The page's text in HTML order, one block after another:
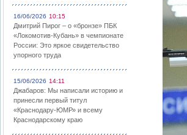
16/06/2026 10:15
Дмитрий Пирог – о «бронзе» ПБК
«Локомотив-Кубань» в чемпионате
России: Это яркое свидетельство
упорного труда
15/06/2026 14:11
Джабаров: Мы написали историю и
принесли первый титул
«Краснодару-ЮМР» и всему
Краснодарскому краю